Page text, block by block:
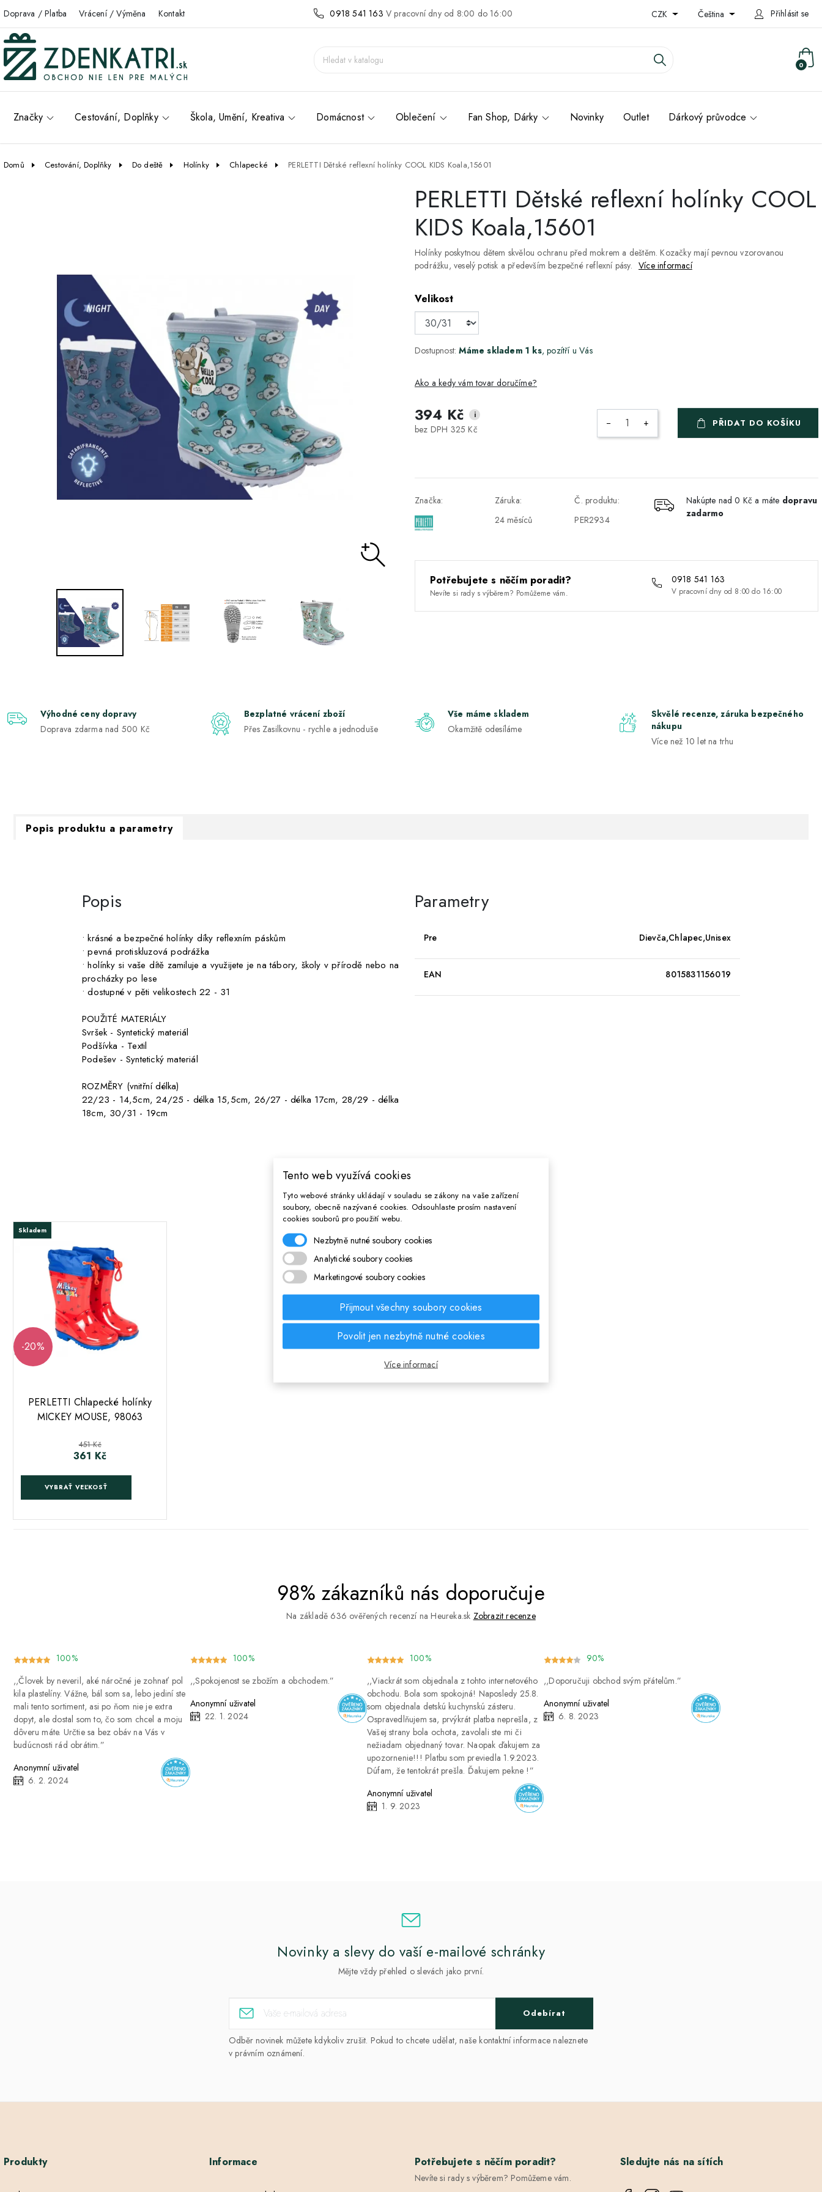
Doprava / Platba Vrácení / Výměna Kontakt 0918 541 163 V pracovní dny od 8:00 do 16:00 CZK Čeština Přihlásit se
0
Značky Cestování, Doplňky Škola, Umění, Kreativa Domácnost Oblečení Fan Shop, Dárky Novinky Outlet Dárkový průvodce
Domů Cestování, Doplňky Do deště Holínky Chlapecké PERLETTI Dětské reflexní holínky COOL KIDS Koala,15601
PERLETTI Dětské reflexní holínky COOL
KIDS Koala,15601
Holínky poskytnou dětem skvělou ochranu před mokrem a deštěm. Kozačky mají pevnou vzorovanou
podrážku, veselý potisk a především bezpečné reflexní pásy. Více informací
Velikost
Dostupnost:Máme skladem 1 ks, pozítří u Vás
Ako a kedy vám tovar doručíme?
DPD Home - doručenie na adresu 2-3 dny ZDARMA
Packeta - Výdajné miesto a Z-BOX
DPD - Odberné miesto Pickup 1-2 pracovné dni ZDARMA
394 Kč i
bez DPH 325 Kč
− + PŘIDAT DO KOŠÍKU
Značka:
Záruka:
24 měsíců
Č. produktu:
PER2934
Nakúpte nad 0 Kč a máte dopravu
zadarmo
Potřebujete s něčím poradit?
Nevíte si rady s výběrem? Pomůžeme vám.
0918 541 163
V pracovní dny od 8:00 do 16:00
Výhodné ceny dopravy
Doprava zdarma nad 500 Kč
Bezplatné vrácení zboží
Přes Zasilkovnu - rychle a jednoduše
Vše máme skladem
Okamžitě odesíláme
Skvělé recenze, záruka bezpečného
nákupu
Více než 10 let na trhu
Popis produktu a parametry
Popis
• krásné a bezpečné holínky díky reflexním páskům
• pevná protiskluzová podrážka
• holínky si vaše dítě zamiluje a využijete je na tábory, školy v přírodě nebo na
procházky po lese
• dostupné v pěti velikostech 22 - 31
POUŽITÉ MATERIÁLY
Svršek - Syntetický materiál
Podšívka - Textil
Podešev - Syntetický materiál
ROZMĚRY (vnitřní délka)
22/23 - 14,5cm, 24/25 - délka 15,5cm, 26/27 - délka 17cm, 28/29 - délka
18cm, 30/31 - 19cm
Parametry
Pre Dievča,Chlapec,Unisex
EAN 8015831156019
MOHLO BY VÁS TAKÉ ZAJÍMAT
-20%
Skladem
PERLETTI Chlapecké holínky
MICKEY MOUSE, 98063
Běžná cena
451 Kč
Cena
361 Kč
VYBRAŤ VEĽKOSŤ
98% zákazníků nás doporučuje
Na základě 636 ověřených recenzí na Heureka.sk Zobrazit recenze
100%
Človek by neveril, aké náročné je zohnať pol
kila plastelíny. Vážne, bál som sa, lebo jediní ste
mali tento sortiment, asi po ňom nie je extra
dopyt, ale dostal som to, čo som chcel a moju
dôveru máte. Určtie sa bez obáv na Vás v
budúcnosti rád obrátim.
Anonymní uživatel
6. 2. 2024
100%
Spokojenost se zbožím a obchodem.
Anonymní uživatel
22. 1. 2024
100%
Viackrát som objednala z tohto internetového
obchodu. Bola som spokojná! Naposledy 25.8.
som objednala detskú kuchynskú zásteru.
Ospravedlňujem sa, prvýkrát platba neprešla, z
Vašej strany bola ochota, zavolali ste mi či
nežiadam objednaný tovar. Naopak ďakujem za
upozornenie!!! Platbu som previedla 1.9.2023.
Dúfam, že tentokrát prešla. Ďakujem pekne !
Anonymní uživatel
1. 9. 2023
90%
Doporučuji obchod svým přátelům.
Anonymní uživatel
6. 8. 2023
Novinky a slevy do vaší e-mailové schránky
Mějte vždy přehled o slevách jako první.
Odebírat
Odběr novinek můžete kdykoliv zrušit. Pokud to chcete udělat, naše kontaktní informace naleznete
v právním oznámení.
Produkty Informace Potřebujete s něčím poradit?
Nevíte si rady s výběrem? Pomůžeme vám.
Sledujte nás na sítích
Tento web využívá cookies
Tyto webové stránky ukládají v souladu se zákony na vaše zařízení
soubory, obecně nazývané cookies. Odsouhlaste prosím nastavení
cookies souborů pro použití webu.
Nezbytně nutné soubory cookies
Analytické soubory cookies
Marketingové soubory cookies
Přijmout všechny soubory cookies
Povolit jen nezbytně nutné cookies
Více informací